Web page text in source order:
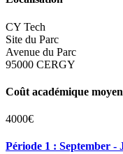
CY Tech
Site du Parc
Avenue du Parc
95000 CERGY
Coût académique
4000€
Période 1 : September -